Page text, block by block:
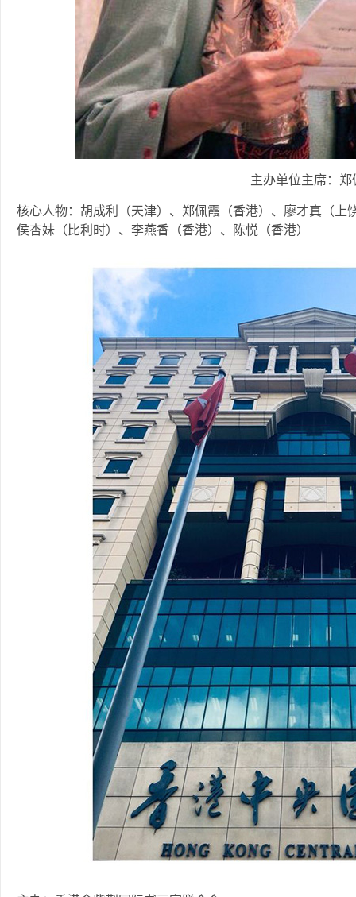
主办单位主席：郑
核心人物：胡成利（天津）、郑佩霞（香港）、廖才真（上
侯杏妹（比利时）、李燕香（香港）、陈悦（香港）